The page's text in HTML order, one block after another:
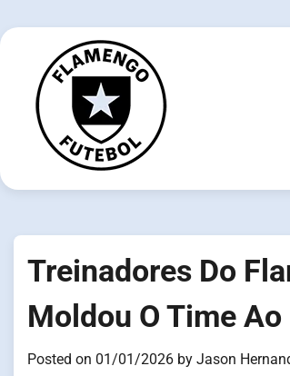
to
Treinadores Do
Moldou O Time
Posted on 01/01/2026 by Jason